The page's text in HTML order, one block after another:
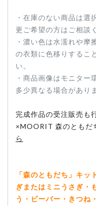
・在庫のない商品は選
更ご希望の方はご相談
・濃い色は水濡れや摩
の衣類に色移りするこ
い。
・商品画像はモニター
多少異なる場合があり
完成作品の受注販売も
×MOORIT 森のともだ
ら
「森のともだち」キ
ぎまたはミニうさぎ・
う・ビーバー・きつね